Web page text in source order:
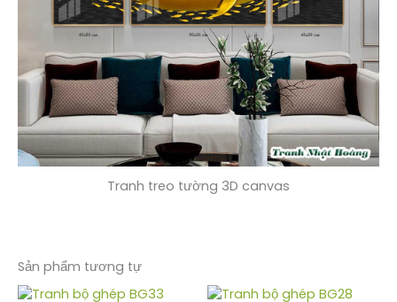
Tranh treo tường 3D canvas
Sản phẩm tương tự